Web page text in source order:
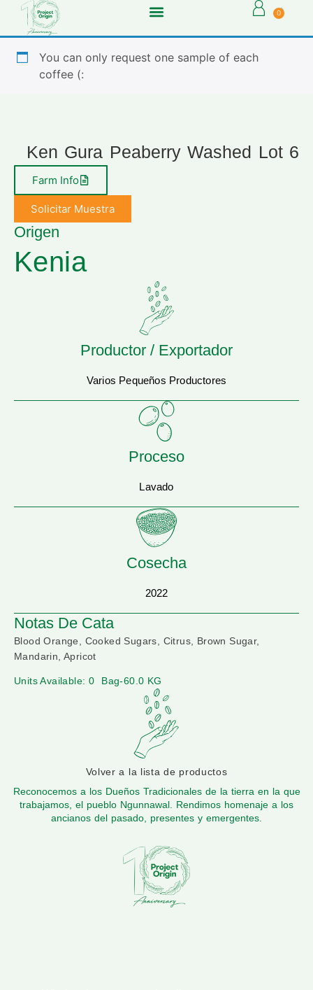
0
You can only request one sample of each
coffee (:
Ken Gura Peaberry Washed Lot 6
Farm Info
Solicitar Muestra
Origen
Kenia
Productor / Exportador
Varios Pequeños Productores
Proceso
Lavado
Cosecha
2022
Notas De Cata
Blood Orange, Cooked Sugars, Citrus, Brown Sugar,
Mandarin, Apricot
Units Available: 0 Bag-60.0 KG
Volver a la lista de productos
Reconocemos a los Dueños Tradicionales de la tierra en la que
trabajamos, el pueblo Ngunnawal. Rendimos homenaje a los
ancianos del pasado, presentes y emergentes.